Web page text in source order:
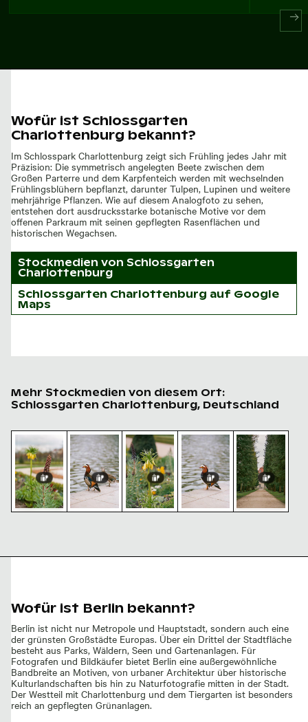
Wofür ist Schlossgarten
Charlottenburg bekannt?
Im Schlosspark Charlottenburg zeigt sich Frühling jedes Jahr mit
Präzision: Die symmetrisch angelegten Beete zwischen dem
Großen Parterre und dem Karpfenteich werden mit wechselnden
Frühlingsblühern bepflanzt, darunter Tulpen, Lupinen und weitere
mehrjährige Pflanzen. Wie auf diesem Analogfoto zu sehen,
entstehen dort ausdrucksstarke botanische Motive vor dem
offenen Parkraum mit seinen gepflegten Rasenflächen und
historischen Wegachsen.
Stockmedien von Schlossgarten
Charlottenburg
Schlossgarten Charlottenburg auf Google
Maps
Mehr Stockmedien von diesem Ort:
Schlossgarten Charlottenburg, Deutschland
Kaiserkrone im Schlossgarten Charlottenburg, Berlin
Mandarinenten im Schlossgarten
Schlossgarten
Gelbe Blumen im Schlossgarten
Schlossgarten
Mandarinente im
Schlossgarten
Weg im
in Berlin
Wofür ist Berlin bekannt?
Berlin ist nicht nur Metropole und Hauptstadt, sondern auch eine
der grünsten Großstädte Europas. Über ein Drittel der Stadtfläche
besteht aus Parks, Wäldern, Seen und Gartenanlagen. Für
Fotografen und Bildkäufer bietet Berlin eine außergewöhnliche
Bandbreite an Motiven, von urbaner Architektur über historische
Kulturlandschaften bis hin zu Naturfotografie mitten in der Stadt.
Der Westteil mit Charlottenburg und dem Tiergarten ist besonders
reich an gepflegten Grünanlagen.